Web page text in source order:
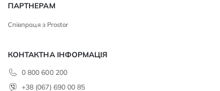
ПАРТНЕРАМ
Співпраця з Prostor
КОНТАКТНА ІНФОРМАЦІЯ
0 800 600 200
+38 (067) 690 00 85